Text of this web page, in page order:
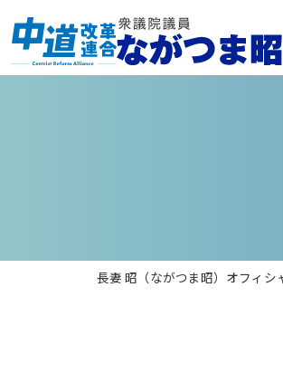
長妻 昭（ながつま昭）オフィシ